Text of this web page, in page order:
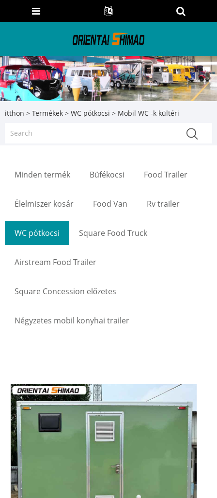
itthon > Termékek > WC pótkocsi > Mobil WC -k kültéri
Minden termék Büfékocsi Food Trailer
Élelmiszer kosár Food Van Rv trailer
WC pótkocsi Square Food Truck
Airstream Food Trailer
Square Concession előzetes
Négyzetes mobil konyhai trailer